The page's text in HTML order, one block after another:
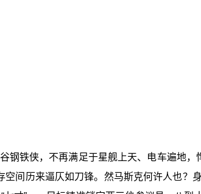
钢铁侠，不再满足于星舰上天、电车遍地
间历来逼仄如刀锋。然马斯克何许人也？